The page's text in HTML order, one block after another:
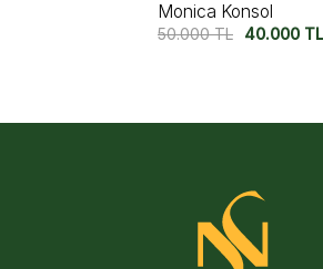
Felix Konsol
54.750TL 42.500TL